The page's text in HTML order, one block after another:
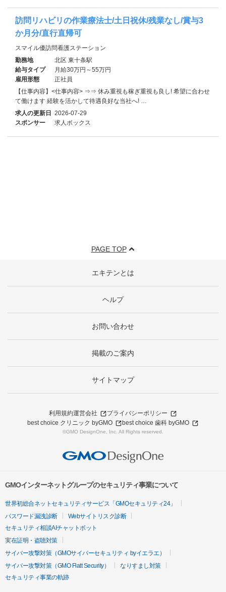
訪問リハビリの作業療法士/土日祝休/残業なし/賞与3
か月分/直行直帰可
スマイル優訪問看護ステーション
勤務地
北区 東十条駅
給与タイプ
月給30万円～55万円
雇用形態
正社員
【仕事内容】<仕事内容> ⇒⇒ 休み重視も稼ぎ重視も良し! 希望に合わせ
て働けます 経験を活かして待遇良好な当社へ! …
求人の更新日 2026-07-29
スポンサー
求人ボックス
PAGE TOP
エキテンとは
ヘルプ
お問い合わせ
掲載のご案内
サイトマップ
利用規約運営会社
プライバシーポリシー
best choice クリニック byGMO
best choice 歯科 byGMO
©GMO DesignOne, Inc. All Rights reserved.
GMOインターネットグループのセキュリティ事業について
世界初総合ネットセキュリティサービス「GMOセキュリティ24」
パスワード漏洩診断
Webサイトリスク診断
セキュリティ相談AIチャットボット
実在証明・盗聴対策
サイバー攻撃対策（GMOサイバーセキュリティ byイエラエ）
サイバー攻撃対策（GMO Flatt Security）
なりすまし対策
セキュリティ事業の軌跡